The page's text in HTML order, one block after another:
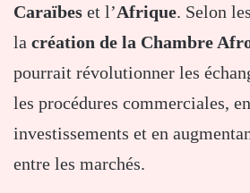
Caraïbes et l’Afrique. Selon
la création de la Chambre
pourrait révolutionner les
les procédures commerciales,
investissements et en
entre les marchés.